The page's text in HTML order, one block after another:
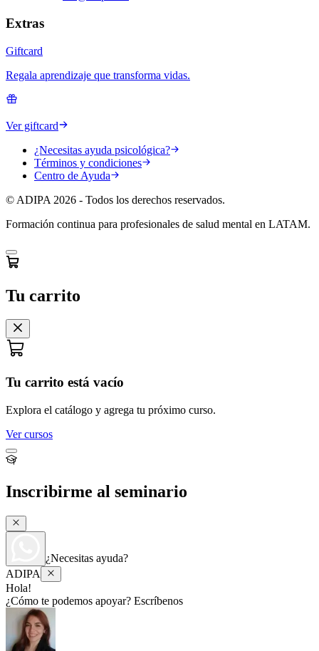
Extras
Giftcard
Regala aprendizaje que transforma vidas.
Ver giftcard
¿Necesitas ayuda psicológica?
Términos y condiciones
Centro de Ayuda
© ADIPA 2026 - Todos los derechos reservados.
Formación continua para profesionales de salud mental en LATAM.
Tu carrito
Tu carrito está vacío
Explora el catálogo y agrega tu próximo curso.
Ver cursos
Inscribirme al seminario
¿Necesitas ayuda?
ADIPA
Hola!
¿Cómo te podemos apoyar? Escríbenos